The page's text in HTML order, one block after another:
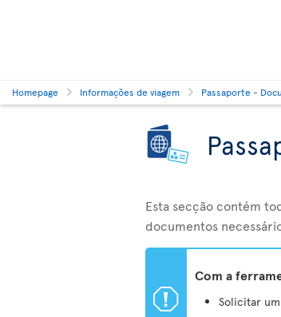
Homepage Informações de viagem Passaporte -
Esta secção contém
documentos
ü
Com a
Solicitar